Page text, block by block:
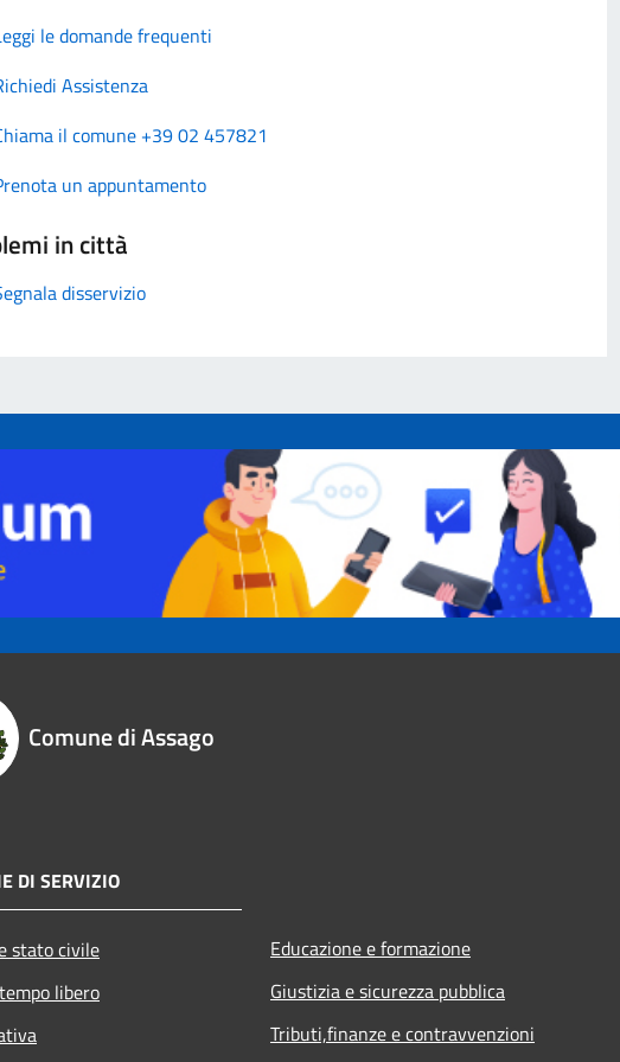
le domande frequenti
Assistenza
il comune +39 02 457821
un appuntamento
in città
disservizio
Comune di Assago
DI SERVIZIO
stato civile
libero
Educazione e formazione
Giustizia e sicurezza pubblica
Tributi,finanze e contravvenzioni